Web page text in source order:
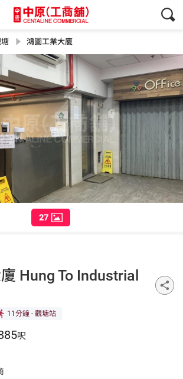
鴻圖工業大廈
27
Hung To Industrial
11分鐘 - 觀塘站
呎